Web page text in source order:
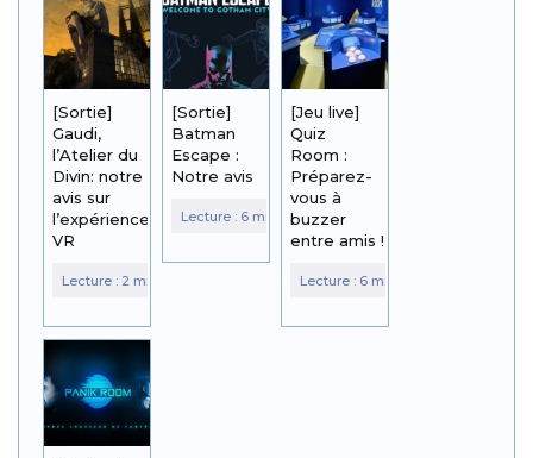
[Sortie]
Gaudi,
l’Atelier du
Divin: notre
avis sur
l’expérience
VR
[Sortie]
Batman
Escape :
Notre avis
[Jeu live]
Quiz
Room :
Préparez-
vous à
buzzer
entre amis !